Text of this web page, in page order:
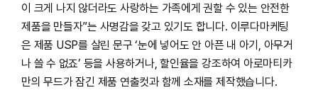
이 크게 나지 않더라도 사랑하는 가족에게 권할 수 있는 안전한
제품을 만들자”는 사명감을 갖고 있기도 합니다. 이루다마케팅
은 제품 USP를 살린 문구 ‘눈에 넣어도 안 아픈 내 아기, 아무거
나 쓸 수 없죠’ 등을 사용하거나, 할인율을 강조하여 아로마티카
만의 무드가 잠긴 제품 연출컷과 함께 소재를 제작했습니다.